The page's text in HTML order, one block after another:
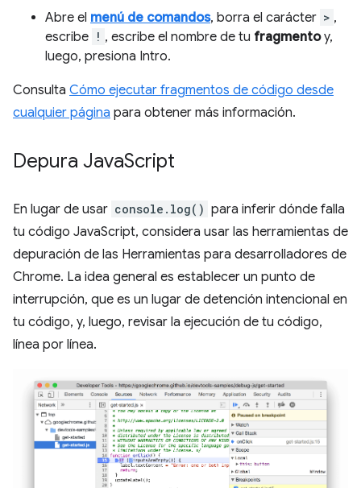
Abre el menú de comandos, borra el carácter > ,
escribe ! , escribe el nombre de tu fragmentoy,
luego, presiona Intro.
Consulta Cómo ejecutar fragmentos de código desde
cualquier página para obtener más información.
Depura JavaScript
En lugar de usar console.log() para inferir dónde falla
tu código JavaScript, considera usar las herramientas de
depuración de las Herramientas para desarrolladores de
Chrome. La idea general es establecer un punto de
interrupción, que es un lugar de detención intencional en
tu código, y, luego, revisar la ejecución de tu código,
línea por línea.